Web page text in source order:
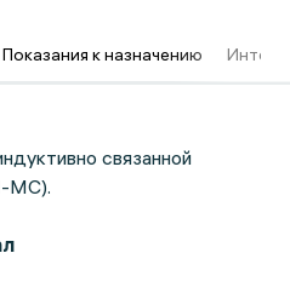
Показания к назначению
связанной
МС).